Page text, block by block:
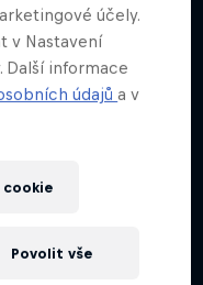
účely.
v Nastavení
Další informace
údajůa v
cookie
Povolit vše